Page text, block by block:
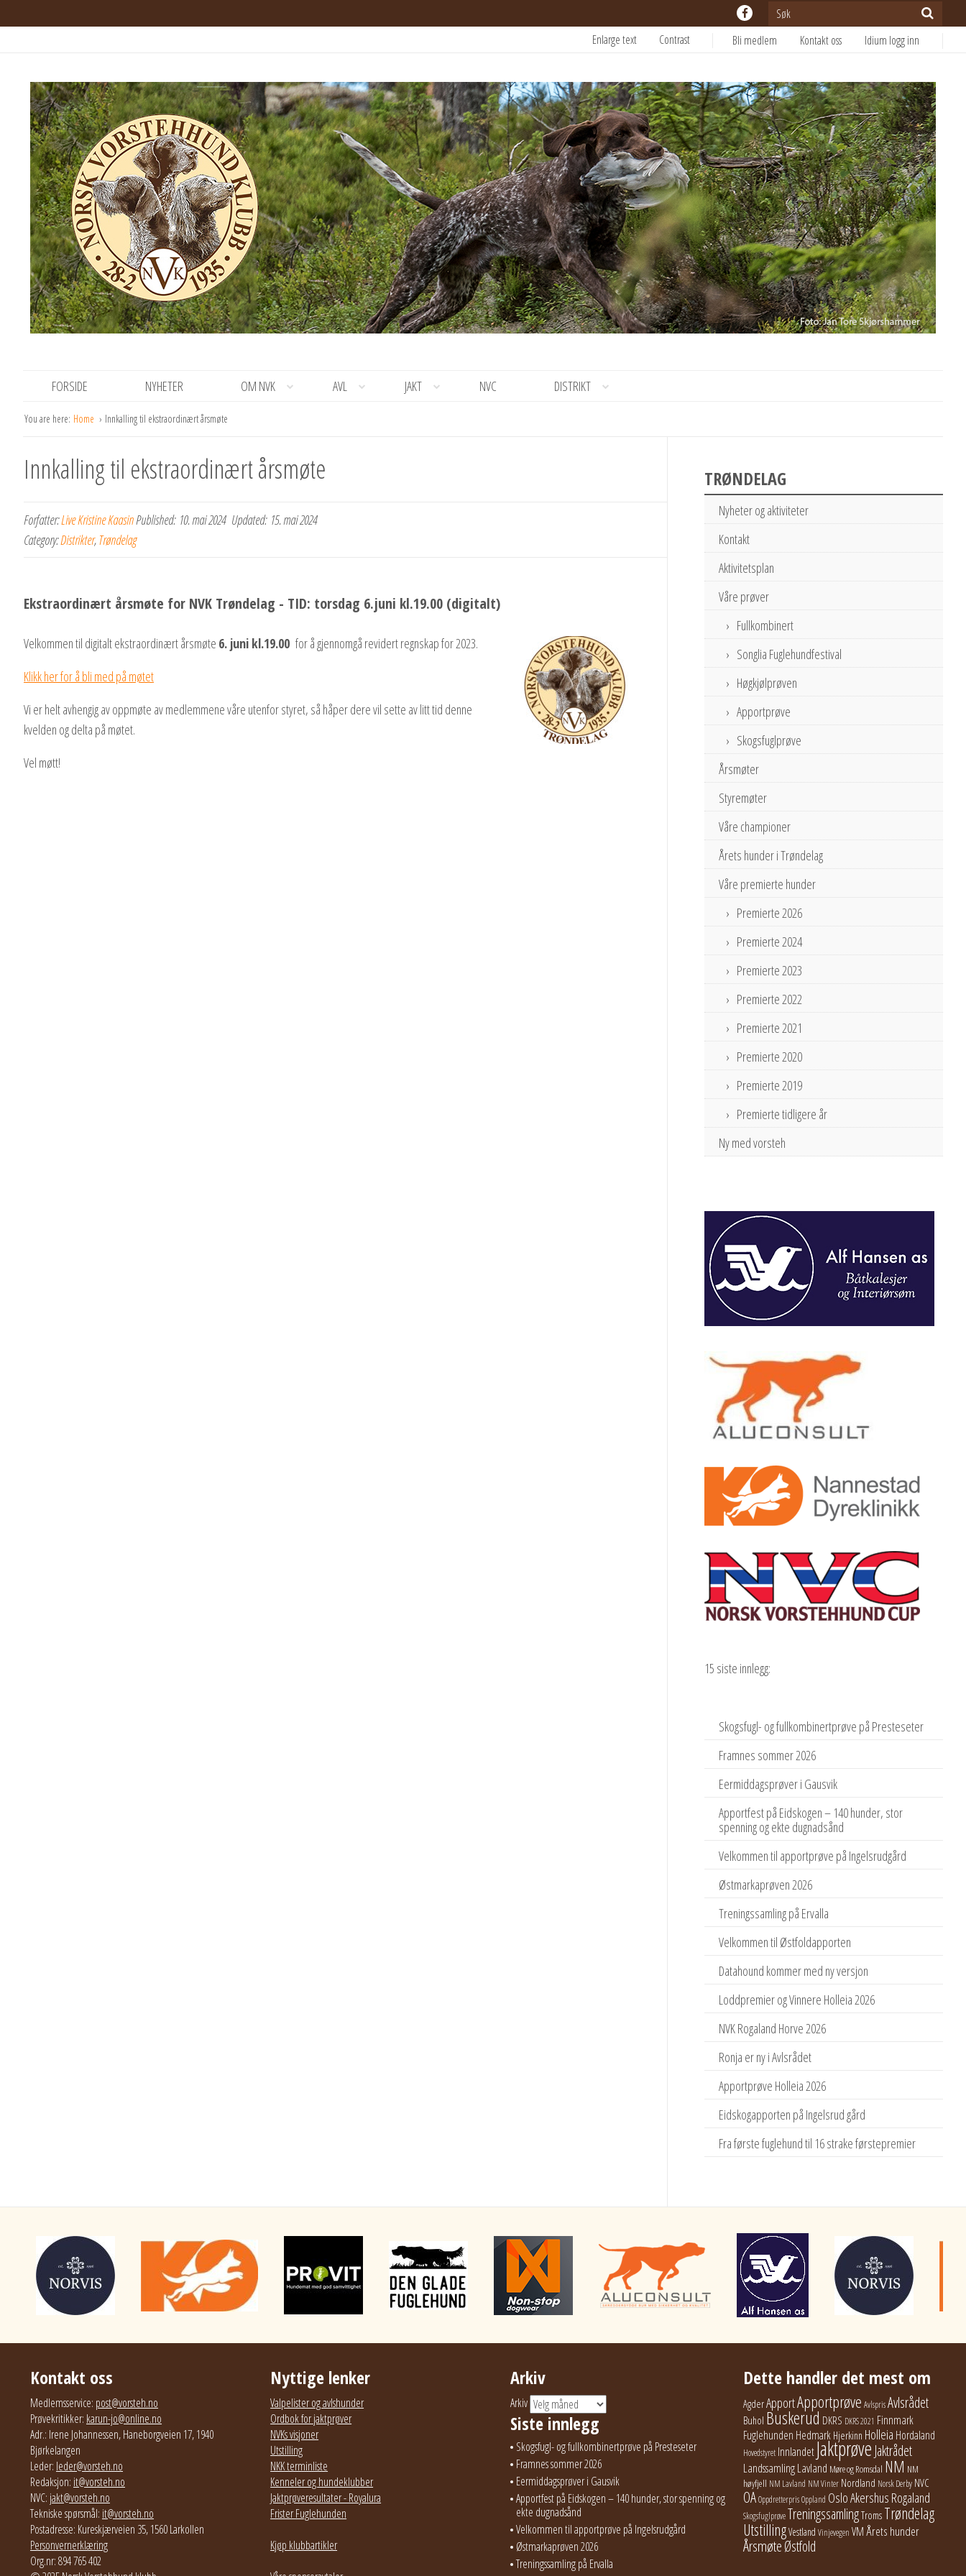
Enlarge text Contrast Bli medlem Kontakt oss Idium logg inn
FORSIDE NYHETER OM NVK AVL JAKT NVC DISTRIKT
You are here: Home Innkalling til ekstraordinært årsmøte
Innkalling til ekstraordinært årsmøte
Forfatter:Live Kristine KaasinPublished: 10. mai 2024 Updated: 15. mai 2024
Category:Distrikter,Trøndelag
Ekstraordinært årsmøte for NVK Trøndelag - TID: torsdag 6.juni kl.19.00 (digitalt)
Velkommen til digitalt ekstraordinært årsmøte 6. juni kl.19.00 for å gjennomgå revidert regnskap for 2023.
Klikk her for å bli med på møtet
Vi er helt avhengig av oppmøte av medlemmene våre utenfor styret, så håper dere vil sette av litt tid denne
kvelden og delta på møtet.
Vel møtt!
TRØNDELAG
Nyheter og aktiviteter
Kontakt
Aktivitetsplan
Våre prøver
Fullkombinert
Songlia Fuglehundfestival
Høgkjølprøven
Apportprøve
Skogsfuglprøve
Årsmøter
Styremøter
Våre championer
Årets hunder i Trøndelag
Våre premierte hunder
Premierte 2026
Premierte 2024
Premierte 2023
Premierte 2022
Premierte 2021
Premierte 2020
Premierte 2019
Premierte tidligere år
Ny med vorsteh
15 siste innlegg:
Skogsfugl- og fullkombinertprøve på Presteseter
Framnes sommer 2026
Eermiddagsprøver i Gausvik
Apportfest på Eidskogen – 140 hunder, stor
spenning og ekte dugnadsånd
Velkommen til apportprøve på Ingelsrudgård
Østmarkaprøven 2026
Treningssamling på Ervalla
Velkommen til Østfoldapporten
Datahound kommer med ny versjon
Loddpremier og Vinnere Holleia 2026
NVK Rogaland Horve 2026
Ronja er ny i Avlsrådet
Apportprøve Holleia 2026
Eidskogapporten på Ingelsrud gård
Fra første fuglehund til 16 strake førstepremier
Kontakt oss
Medlemsservice: post@vorsteh.no
Prøvekritikker: karun-jo@online.no
Adr.: Irene Johannessen, Haneborgveien 17, 1940
Bjørkelangen
Leder: leder@vorsteh.no
Redaksjon: it@vorsteh.no
NVC: jakt@vorsteh.no
Tekniske spørsmål: it@vorsteh.no
Postadresse: Kureskjærveien 35, 1560 Larkollen
Personvernerklæring
Org.nr: 894 765 402
Nyttige lenker
Valpelister og avlshunder
Ordbok for jaktprøver
NVKs visjoner
Utstilling
NKK terminliste
Kenneler og hundeklubber
Jaktprøveresultater - Royalura
Frister Fuglehunden
Kjøp klubbartikler
Arkiv
Arkiv
Siste innlegg
Skogsfugl- og fullkombinertprøve på Presteseter
Framnes sommer 2026
Eermiddagsprøver i Gausvik
Apportfest på Eidskogen – 140 hunder, stor spenning og
ekte dugnadsånd
Velkommen til apportprøve på Ingelsrudgård
Østmarkaprøven 2026
Treningssamling på Ervalla
Dette handler det mest om
AgderApportApportprøve AvlsprisAvlsrådet
Buhol Buskerud DKRS DKRS 2021 Finnmark
Fuglehunden Hedmark Hjerkinn Holleia Hordaland
Hovedstyret InnlandetJaktprøveJaktrådet
LandssamlingLavland Møre og Romsdal NM NM
høyfjell NM Lavland NM Vinter Nordland Norsk Derby NVC
OAOppdretterprisOppland Oslo Akershus Rogaland
SkogsfuglprøveTreningssamlingTroms Trøndelag
UtstillingVestland Vinjevegen VMÅrets hunder
ÅrsmøteØstfold